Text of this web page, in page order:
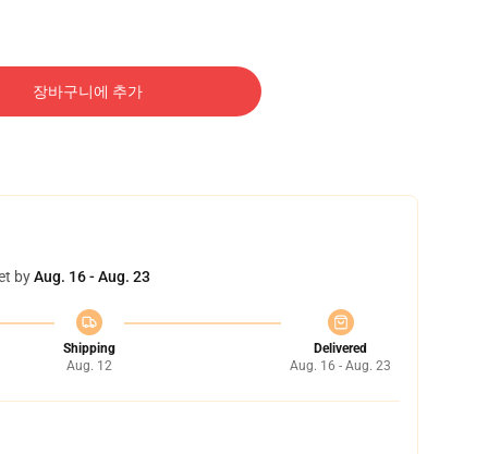
장바구니에 추가
byAug. 16 - Aug. 23
Shipping
Aug. 12
Delivered
Aug. 16 - Aug. 23